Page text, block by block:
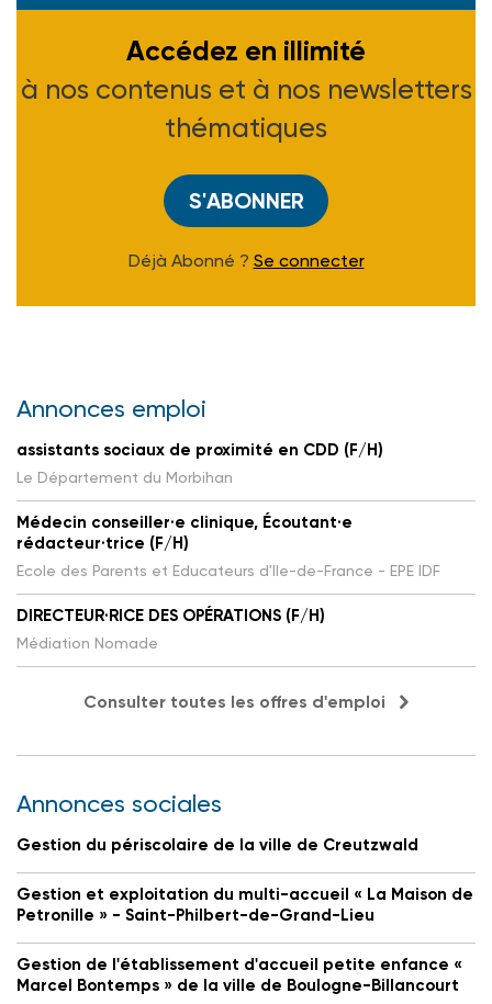
Accédez en illimité
à nos contenus et à nos newsletters
thématiques
S'ABONNER
Déjà Abonné ? Se connecter
Annonces emploi
assistants sociaux de proximité en CDD (F/H)
Le Département du Morbihan
Médecin conseiller·e clinique, Écoutant·e
rédacteur·trice (F/H)
Ecole des Parents et Educateurs d'Ile-de-France - EPE IDF
DIRECTEUR·RICE DES OPÉRATIONS (F/H)
Médiation Nomade
Consulter toutes les offres d'emploi
Annonces sociales
Gestion du périscolaire de la ville de Creutzwald
Gestion et exploitation du multi-accueil « La Maison de
Petronille » - Saint-Philbert-de-Grand-Lieu
Gestion de l'établissement d'accueil petite enfance «
Marcel Bontemps » de la ville de Boulogne-Billancourt